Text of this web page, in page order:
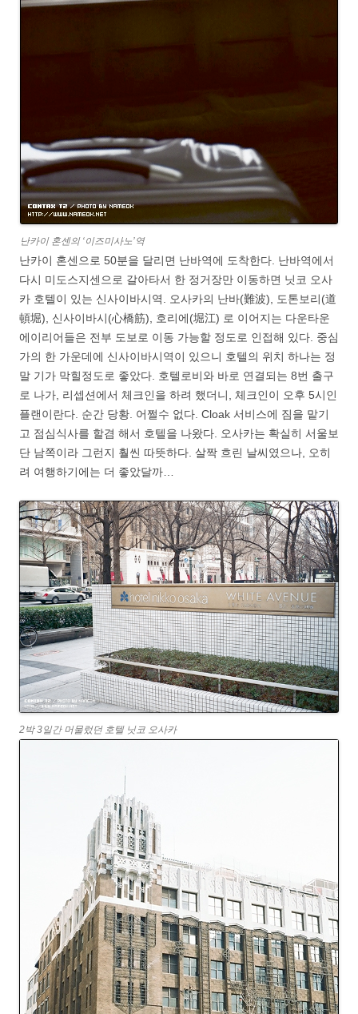
난카이 혼센의 ‘이즈미사노’역
난카이 혼센으로 50분을 달리면 난바역에 도착한다. 난바역에서
다시 미도스지센으로 갈아타서 한 정거장만 이동하면 닛코 오사
카 호텔이 있는 신사이바시역. 오사카의 난바(難波), 도톤보리(道
頓堀), 신사이바시(心橋筋), 호리에(堀江) 로 이어지는 다운타운
에이리어들은 전부 도보로 이동 가능할 정도로 인접해 있다. 중심
가의 한 가운데에 신사이바시역이 있으니 호텔의 위치 하나는 정
말 기가 막힐정도로 좋았다. 호텔로비와 바로 연결되는 8번 출구
로 나가, 리셉션에서 체크인을 하려 했더니, 체크인이 오후 5시인
플랜이란다. 순간 당황. 어쩔수 없다. Cloak 서비스에 짐을 맡기
고 점심식사를 할겸 해서 호텔을 나왔다. 오사카는 확실히 서울보
단 남쪽이라 그런지 훨씬 따뜻하다. 살짝 흐린 날씨였으나, 오히
려 여행하기에는 더 좋았달까…
2박 3일간 머물렀던 호텔 닛코 오사카